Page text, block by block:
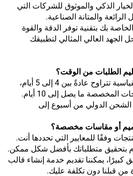
الذكي والموثوق للشركات التي
والمتانة الصناعية.
بك بتقنية توفر الدقة والقوة
الجهد العالي المثالي لتطبيقك
الطلبات من الوقت؟
أ: دورة الإنتاج للمعلمات القياسية تتراوح عادةً بين 4 إلى 5 أيام،
في حين قد تستغرق المنتجات المخصصة ما يصل إلى 10 أيام.
الدولي من أسبوع إلى
أو مقاسات مخصصة؟
وفقًا للمعايير التي تحددها أنت.
بتحقيق متطلباتك بأفضل شكل ممكن.
كبيرًا، يمكننا تقديم خدمة إنشاء قالب
قبلنا دون تكلفة عليك.